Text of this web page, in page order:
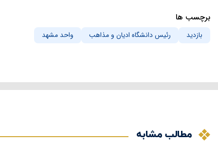
برچسب ها
بازدید رئیس دانشگاه ادیان و مذاهب واحد مشهد
مطالب مشابه